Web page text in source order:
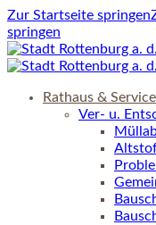
Zur Startseite springen
springen
Rathaus & Service
Ver- u.